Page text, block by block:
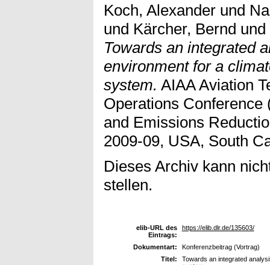
Koch, Alexander und
und Kärcher, Bernd und
Towards an integrated
environment for a
system. AIAA Aviation
Operations Conference
and Emissions
2009-09, USA, South
Dieses Archiv kann
stellen.
elib-URL des
Eintrags:
https://elib.dlr.de/135603/
Dokumentart:
Konferenzbeitrag (Vortrag)
Titel:
Towards an integrated